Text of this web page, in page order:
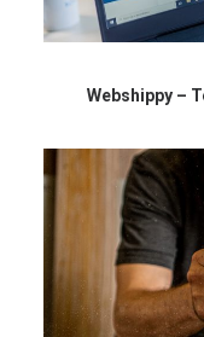
Webshippy –